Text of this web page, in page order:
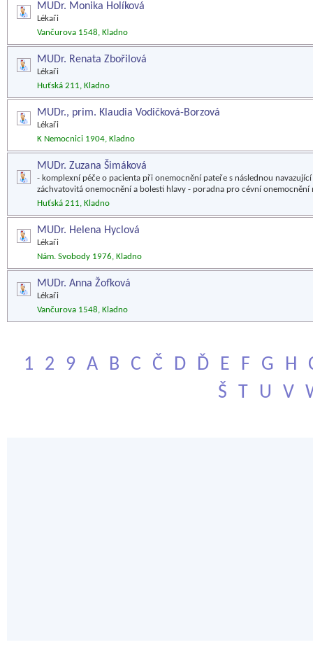
MUDr. Monika Holíková
Lékaři
Vančurova 1548, Kladno
MUDr. Renata Zbořilová
Lékaři
Huťská 211, Kladno
MUDr., prim. Klaudia Vodičková-Borzová
Lékaři
K Nemocnici 1904, Kladno
MUDr. Zuzana Šimáková
- komplexní péče o pacienta při onemocnění pateře s následnou
záchvatovitá onemocnění a bolesti hlavy - poradna pro cévní onemocnění
Huťská 211, Kladno
MUDr. Helena Hyclová
Lékaři
Nám. Svobody 1976, Kladno
MUDr. Anna Žofková
Lékaři
Vančurova 1548, Kladno
1 2 9 A B C Č D Ď E F G H
Š
T U V